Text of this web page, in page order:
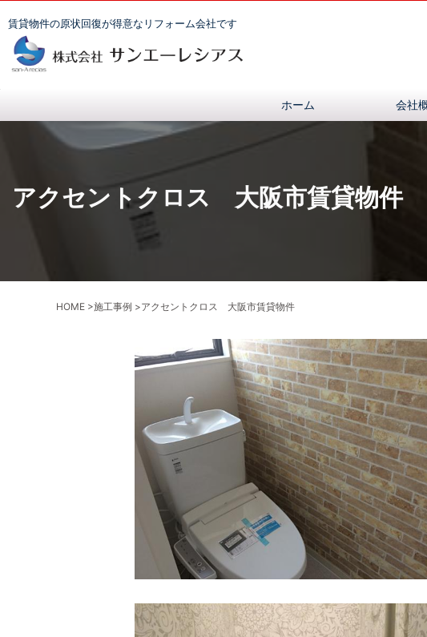
賃貸物件の原状回復が得意なリフォーム会社です
ホーム 会社
アクセントクロス 大阪市賃貸物件
HOME >施工事例 >アクセントクロス 大阪市賃貸物件